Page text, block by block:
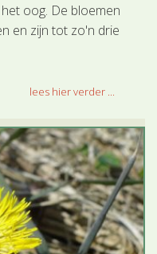
oog. De bloemen
en zijn tot zo'n drie
lees hier verder ...